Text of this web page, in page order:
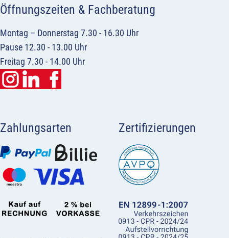
Öffnungszeiten & Fachberatung
Montag – Donnerstag 7.30 - 16.30 Uhr
Pause 12.30 - 13.00 Uhr
Freitag 7.30 - 14.00 Uhr
Zahlungsarten Zertifizierungen